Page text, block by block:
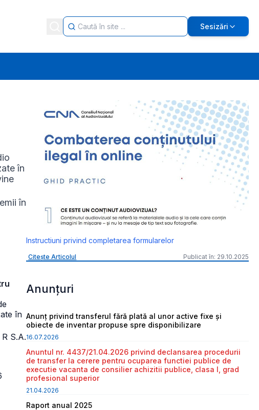
Sesizări
în
în
în
S.A.
Instructiuni privind completarea formularelor
Citește Articolul Publicat în: 29.10.2025
Anunțuri
Anunț privind transferul fără plată al unor active fixe și
obiecte de inventar propuse spre disponibilizare
16.07.2026
Anuntul nr. 4437/21.04.2026 privind declansarea procedurii
de transfer la cerere pentru ocuparea functiei publice de
executie vacanta de consilier achizitii publice, clasa I, grad
profesional superior
21.04.2026
Raport anual 2025